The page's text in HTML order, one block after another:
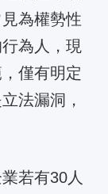
為權勢性
為人，現
僅有明定
法漏洞，
若有30人